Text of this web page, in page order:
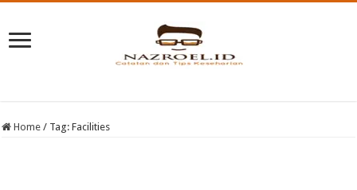
Home / Tag:Facilities